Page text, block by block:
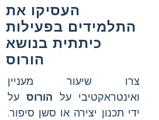
העסיקו את
התלמידים בפעילות
כיתתית בנושא
הורוס
צרו שיעור מעניין
ואינטראקטיבי על הורוס על
ידי תכנון יצירה או סשן סיפור.